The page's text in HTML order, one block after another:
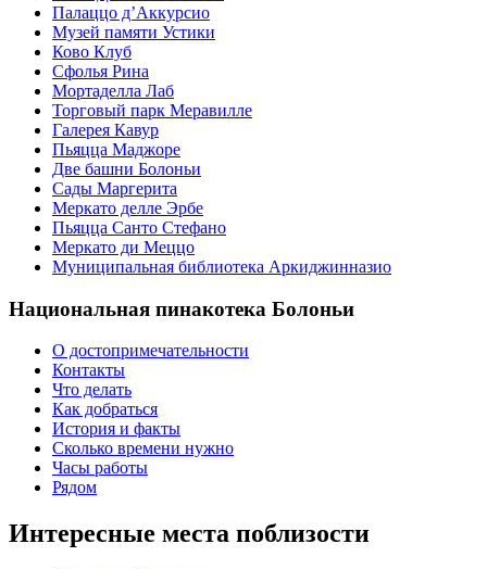
Палаццо д’Аккурсио
Музей памяти Устики
Ково Клуб
Сфолья Рина
Мортаделла Лаб
Торговый парк Меравилле
Галерея Кавур
Пьяцца Маджоре
Две башни Болоньи
Сады Маргерита
Меркато делле Эрбе
Пьяцца Санто Стефано
Меркато ди Меццо
Муниципальная библиотека Аркиджинназио
Национальная пинакотека Болоньи
О достопримечательности
Контакты
Что делать
Как добраться
История и факты
Сколько времени нужно
Часы работы
Рядом
Интересные места поблизости